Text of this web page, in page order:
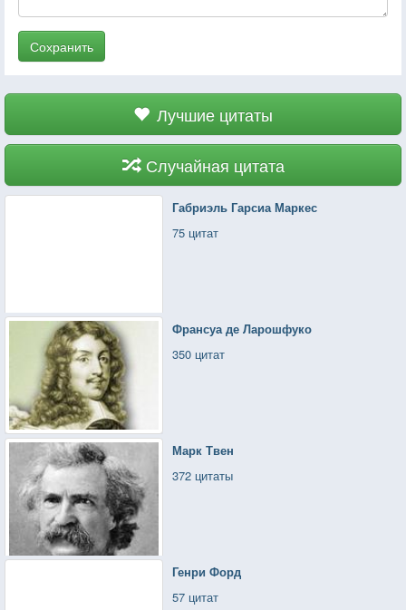
Сохранить
Лучшие цитаты
Случайная цитата
Габриэль Гарсиа Маркес
75 цитат
Франсуа де Ларошфуко
350 цитат
Марк Твен
372 цитаты
Генри Форд
57 цитат